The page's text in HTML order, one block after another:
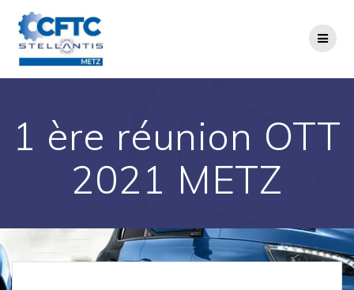
1 ère réunion OTT
2021 METZ